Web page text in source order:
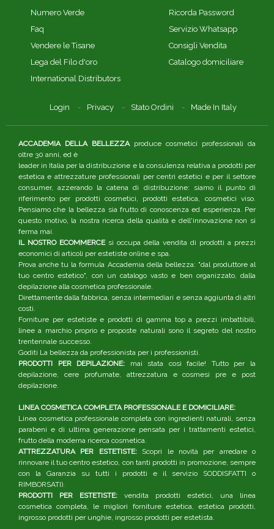
Numero Verde
Faq
Vendere le Tisane
Lega del Filo d'oro
International Distributors
Ricorda Password
Servizio Whatsapp
Consigli Vendita
Catalogo domiciliare
Login Privacy Stato Ordini Made In Italy
ACCADEMIA DELLA BELLEZZAproduce cosmetici professionali da
oltre 30 anni, ed è
leader in Italia per la distribuzione e la consulenza relativa a prodotti per
estetica e attrezzature professionali per centri estetici e per il settore
consumer, azzerando la catena di distribuzione: siamo il punto di
riferimento per prodotti cosmetici, prodotti estetica, cosmetici viso.
Pensiamo che la bellezza sia frutto di conoscenza ed esperienza. Per
questo motivo, la nostra ricerca della qualità e dell'innovazione non si
ferma mai.
IL NOSTRO ECOMMERCEsi occupa della vendita di prodotti a prezzi
economici di articoli per estetiste online e spa.
Prova anche tu la formula Accademia della bellezza: "dal produttore al
tuo centro estetico", con un catalogo vasto e ben organizzato, dalla
depilazione alla cosmetica professionale.
Direttamente dalla fabbrica, senza intermediari e senza aggiunta di altri
costi.
Forniture per estetiste e prodotti di gamma top a prezzi imbattibili,
linee a marchio proprio e proposte naturali sono il segreto del nostro
trentennale successo.
Goditi La bellezza da professionista per i professionisti.
PRODOTTI PER DEPILAZIONE: mai stata così facile! Tutto per la
depilazione, cere profumate, attrezzatura e cosmesi pre e post
depilazione.
LINEA COSMETICA COMPLETA PROFESSIONALE E DOMICILIARE:
Linea cosmetica professionale completa con ingredienti naturali, senza
parabeni e di ultima generazione pensata per i trattamenti estetici,
frutto della moderna ricerca cosmetica.
ATTREZZATURA PER ESTETISTE:Scopri le novità per arredare o
rinnovare il tuo centro estetico, con tanti prodotti in promozione, sempre
con la Garanzia su tutti i prodotti e il servizio SODDISFATTI o
RIMBORSATI).
PRODOTTI PER ESTETISTE: vendita prodotti estetici, una linea
cosmetica completa, le migliori forniture estetica, estetica prodotti,
ingrosso prodotti per unghie, ingrosso prodotti per estetista.